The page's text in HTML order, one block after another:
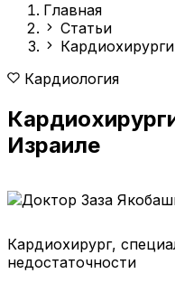
Главная
Статьи
Кардиология
Израиле
Кардиохирург,
недостаточности